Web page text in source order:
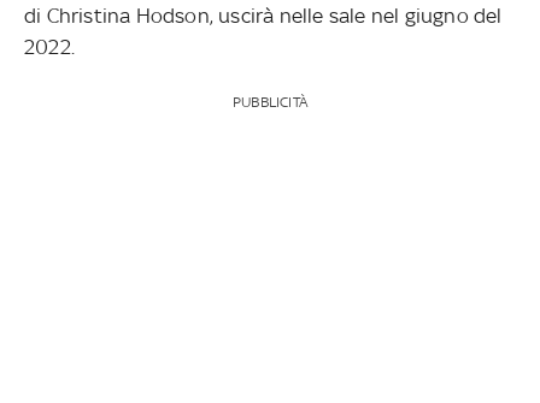
di Christina Hodson, uscirà nelle sale nel giugno del
2022.
PUBBLICITÀ